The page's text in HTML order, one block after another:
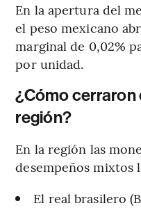
En la apertura del
el peso mexicano
marginal de 0,02%
por unidad.
¿Cómo cerraron
región?
En la región las
desempeños mixtos
El real brasilero